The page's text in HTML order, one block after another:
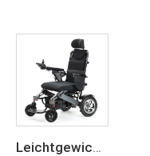
Leichtgewichtige Aluminiumlegierung, faltbarer elektrischer Rollstuhl